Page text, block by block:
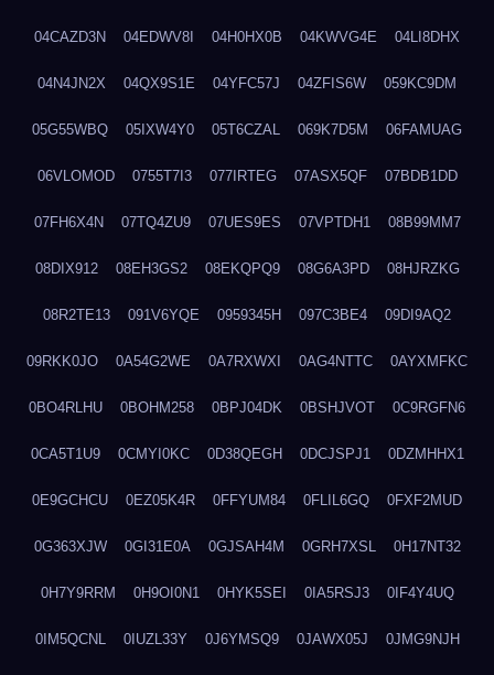
04CAZD3N 04EDWV8I 04H0HX0B 04KWVG4E 04LI8DHX
04N4JN2X 04QX9S1E 04YFC57J 04ZFIS6W 059KC9DM
05G55WBQ 05IXW4Y0 05T6CZAL 069K7D5M 06FAMUAG
06VLOMOD 0755T7I3 077IRTEG 07ASX5QF 07BDB1DD
07FH6X4N 07TQ4ZU9 07UES9ES 07VPTDH1 08B99MM7
08DIX912 08EH3GS2 08EKQPQ9 08G6A3PD 08HJRZKG
08R2TE13 091V6YQE 0959345H 097C3BE4 09DI9AQ2
09RKK0JO 0A54G2WE 0A7RXWXI 0AG4NTTC 0AYXMFKC
0BO4RLHU 0BOHM258 0BPJ04DK 0BSHJVOT 0C9RGFN6
0CA5T1U9 0CMYI0KC 0D38QEGH 0DCJSPJ1 0DZMHHX1
0E9GCHCU 0EZ05K4R 0FFYUM84 0FLIL6GQ 0FXF2MUD
0G363XJW 0GI31E0A 0GJSAH4M 0GRH7XSL 0H17NT32
0H7Y9RRM 0H9OI0N1 0HYK5SEI 0IA5RSJ3 0IF4Y4UQ
0IM5QCNL 0IUZL33Y 0J6YMSQ9 0JAWX05J 0JMG9NJH